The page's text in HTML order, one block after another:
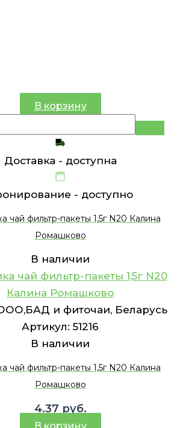
В корзину
Доставка - доступна
- доступно
чай фильтр-пакеты 1,5г N20 Калина
Ромашково
В наличии
чай фильтр-пакеты 1,5г N20
Калина Ромашково
и фиточаи, Беларусь
Артикул: 51216
В наличии
чай фильтр-пакеты 1,5г N20 Калина
Ромашково
4.37 руб.
В корзину